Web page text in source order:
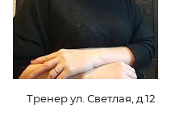
Тренер ул. Светлая, д.12